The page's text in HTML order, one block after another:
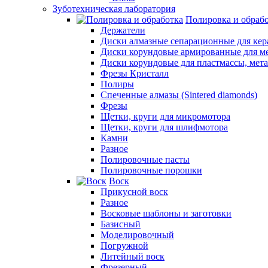
Зуботехническая лаборатория
Полировка и
Держатели
Диски алмазные сепарационные для
Диски корундовые армированные для
Диски корундовые для пластмассы,
Фрезы Кристалл
Полиры
Спеченные алмазы (Sintered diamonds)
Фрезы
Щетки, круги для микромотора
Щетки, круги для шлифмотора
Камни
Разное
Полировочные пасты
Полировочные порошки
Воск
Прикусной воск
Разное
Восковые шаблоны и заготовки
Базисный
Моделировочный
Погружной
Литейный воск